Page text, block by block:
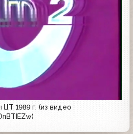
ЦТ 1989 г. (из видео